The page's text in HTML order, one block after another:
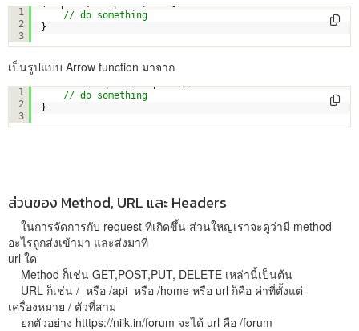
1
2
3
// do something
}
เป็นรูปแบบ Arrow function มาจาก
1
2
3
// do something
}
ส่วนของ Method, URL และ Headers
ในการจัดการกับ request ที่เกิดขึ้น ส่วนใหญ่เราจะดูว่ามี method
อะไรถูกส่งเข้ามา และส่งมาที่
url ใด
Method ก็เช่น GET,POST,PUT, DELETE เหล่านี้เป็นต้น
URL ก็เช่น / หรือ /api หรือ /home หรือ url ก็คือ ค่าที่ตั้งแต่
เครื่องหมาย / ตัวที่สาม
ยกตัวอย่าง htttps://niik.in/forum จะได้ url คือ /forum